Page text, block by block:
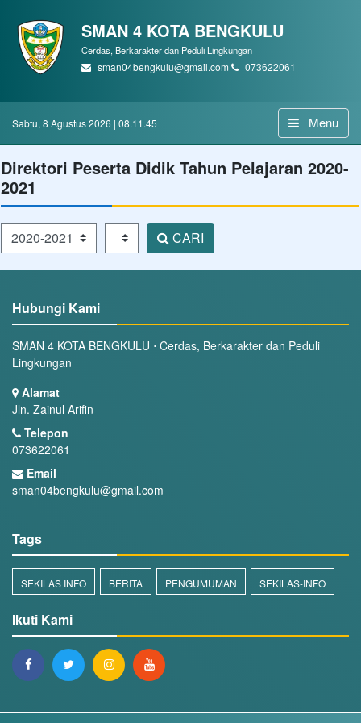
SMAN 4 KOTA BENGKULU
Cerdas, Berkarakter dan Peduli Lingkungan
sman04bengkulu@gmail.com 073622061
Sabtu, 8 Agustus 2026 | 08.11.45 Menu
Direktori Peserta Didik Tahun Pelajaran 2020-
2021
Tahun Pelajaran Kelas CARI
Hubungi Kami
SMAN 4 KOTA BENGKULU ⋅ Cerdas, Berkarakter dan Peduli
Lingkungan
Alamat
Jln. Zainul Arifin
Telepon
073622061
Email
sman04bengkulu@gmail.com
Tags
SEKILAS INFO BERITA PENGUMUMAN SEKILAS-INFO
Ikuti Kami